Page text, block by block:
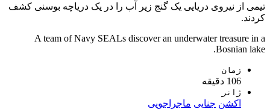
تیمی از نیروی دریایی یک گنج زیر آب را در یک دریاچه بوسنی کشف
کردند.
A team of Navy SEALs discover an underwater treasure in a
Bosnian lake.
زمان
106 دقیقه
ژانر
اکشن جنایی ماجراجویی